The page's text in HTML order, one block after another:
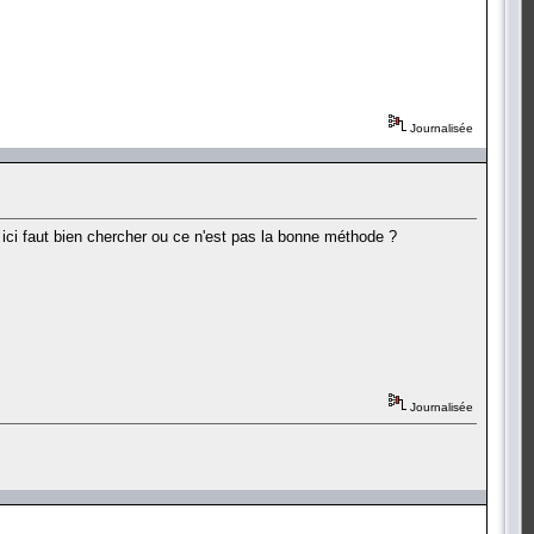
Journalisée
faut bien chercher ou ce n'est pas la bonne méthode ?
Journalisée